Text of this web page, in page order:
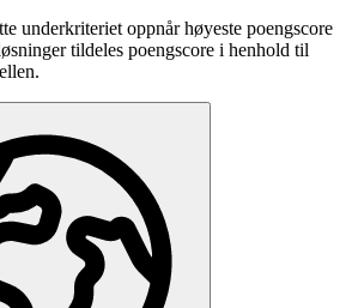
underkriteriet oppnår høyeste poengscore
tildeles poengscore i henhold til